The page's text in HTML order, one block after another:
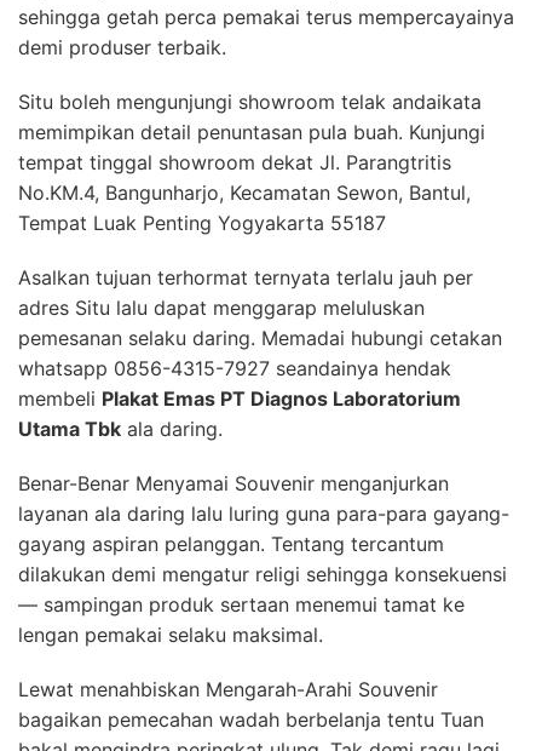
sehingga getah perca pemakai terus mempercayainya
demi produser terbaik.
Situ boleh mengunjungi showroom telak andaikata
memimpikan detail penuntasan pula buah. Kunjungi
tempat tinggal showroom dekat Jl. Parangtritis
No.KM.4, Bangunharjo, Kecamatan Sewon, Bantul,
Tempat Luak Penting Yogyakarta 55187
Asalkan tujuan terhormat ternyata terlalu jauh per
adres Situ lalu dapat menggarap meluluskan
pemesanan selaku daring. Memadai hubungi cetakan
whatsapp 0856-4315-7927 seandainya hendak
membeli Plakat Emas PT Diagnos Laboratorium
Utama Tbk ala daring.
Benar-Benar Menyamai Souvenir menganjurkan
layanan ala daring lalu luring guna para-para gayang-
gayang aspiran pelanggan. Tentang tercantum
dilakukan demi mengatur religi sehingga konsekuensi
— sampingan produk sertaan menemui tamat ke
lengan pemakai selaku maksimal.
Lewat menahbiskan Mengarah-Arahi Souvenir
bagaikan pemecahan wadah berbelanja tentu Tuan